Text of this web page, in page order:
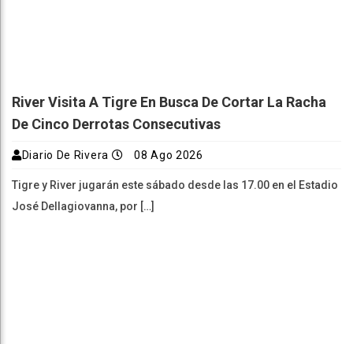
River Visita A Tigre En Busca De Cortar La Racha
De Cinco Derrotas Consecutivas
Diario De Rivera 08 Ago 2026
Tigre y River jugarán este sábado desde las 17.00 en el Estadio
José Dellagiovanna, por […]